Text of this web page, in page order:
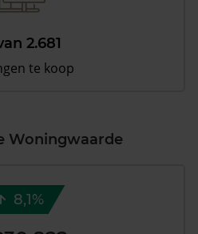
2.681
te koop
Woningwaarde
8,1%